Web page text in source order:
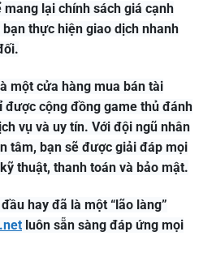
lại chính sách giá cạnh
thực hiện giao dịch nhanh
một cửa hàng mua bán tài
được cộng đồng game thủ đánh
vụ và uy tín. Với đội ngũ nhân
tâm, bạn sẽ được giải đáp mọi
thuật, thanh toán và bảo mật.
hay đã là một “lão làng”
luôn sẵn sàng đáp ứng mọi